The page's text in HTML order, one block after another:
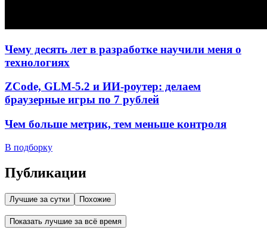
Чему десять лет в разработке научили меня о
технологиях
ZCode, GLM-5.2 и ИИ-роутер: делаем
браузерные игры по 7 рублей
Чем больше метрик, тем меньше контроля
В подборку
Публикации
Лучшие за сутки Похожие
Показать лучшие за всё время